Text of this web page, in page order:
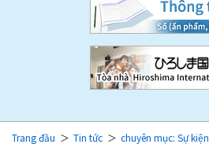
Trang đầu Tin tức chuyên mục: Sự kiện